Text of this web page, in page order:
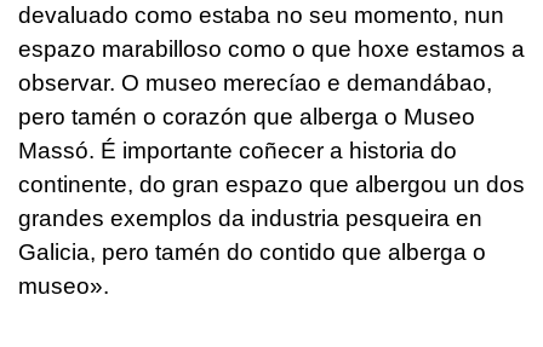
devaluado como estaba no seu momento, nun
espazo marabilloso como o que hoxe estamos a
observar. O museo merecíao e demandábao,
pero tamén o corazón que alberga o Museo
Massó. É importante coñecer a historia do
continente, do gran espazo que albergou un dos
grandes exemplos da industria pesqueira en
Galicia, pero tamén do contido que alberga o
museo».